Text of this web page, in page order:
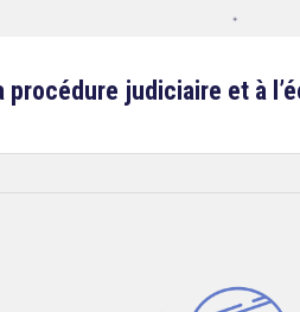
procédure judiciaire et à